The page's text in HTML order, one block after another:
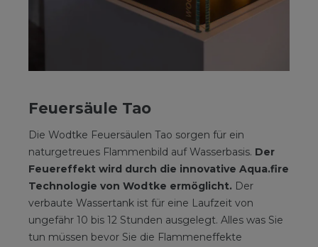
Feuersäule Tao
Die Wodtke Feuersäulen Tao sorgen für ein
naturgetreues Flammenbild auf Wasserbasis. Der
Feuereffekt wird durch die innovative Aqua.fire
Technologie von Wodtke ermöglicht. Der
verbaute Wassertank ist für eine Laufzeit von
ungefähr 10 bis 12 Stunden ausgelegt. Alles was Sie
tun müssen bevor Sie die Flammeneffekte